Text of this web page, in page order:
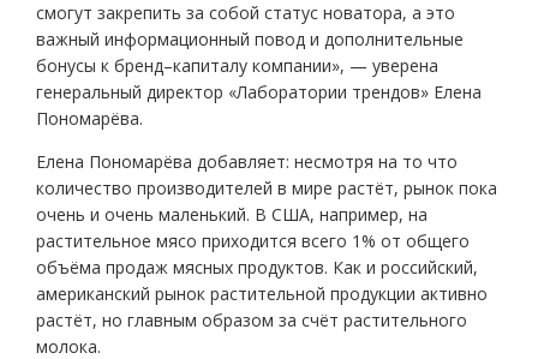
смогут закрепить за собой статус новатора, а это
важный информационный повод и дополнительные
бонусы к бренд–капиталу компании», — уверена
генеральный директор «Лаборатории трендов» Елена
Пономарёва.
Елена Пономарёва добавляет: несмотря на то что
количество производителей в мире растёт, рынок пока
очень и очень маленький. В США, например, на
растительное мясо приходится всего 1% от общего
объёма продаж мясных продуктов. Как и российский,
американский рынок растительной продукции активно
растёт, но главным образом за счёт растительного
молока.